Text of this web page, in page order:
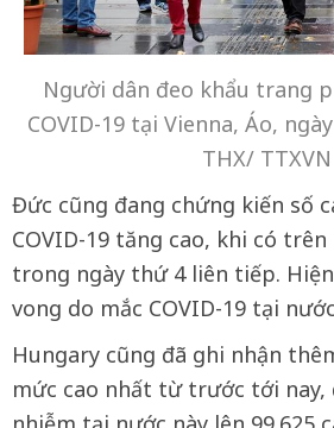
Người dân đeo khẩu trang
COVID-19 tại Vienna, Áo,
THX/ TTXVN
Đức cũng đang chứng kiến số
COVID-19 tăng cao, khi có
trong ngày thứ 4 liên tiếp.
vong do mắc COVID-19 tại
Hungary cũng đã ghi nhận
mức cao nhất từ trước tới nay,